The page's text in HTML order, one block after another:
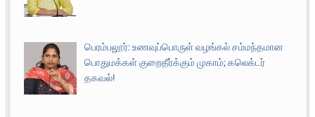
பெரம்பலூர்: உணவுப்பொருள் வழங்கல் சம்மந்தமான
பொதுமக்கள் குறைதீர்க்கும் முகாம்; கலெக்டர்
தகவல்!